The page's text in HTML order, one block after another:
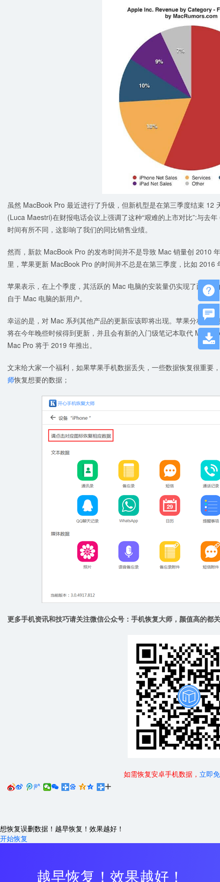
虽然 MacBook Pro 最近进行了升级，但新机型是在第三季度结束 12
(Luca Maestri)在财报电话会议上强调了这种“艰难的上市对比”:与去
时间有所不同，这影响了我们的同比销售业绩。
然而，新款 MacBook Pro 的发布时间并不是导致 Mac 销量创 2010
里，苹果更新 MacBook Pro 的时间并不总是在第三季度，比如
苹果表示，在上个季度，其活跃的 Mac 电脑的安装量仍实现了两位
自于 Mac 电脑的新用户。
幸运的是，对 Mac 系列其他产品的更新应该即将出现。苹果分析师
将在今年晚些时候得到更新，并且会有新的入门级笔记本取代
Mac Pro 将于 2019 年推出。
文末给大家一个福利，如果苹果手机数据丢失，一些数据恢复很重要
师恢复想要的数据；
更多手机资讯和技巧请关注微信公众号：手机恢复大师，颜值高的都
如需恢复安卓手机数据， 立即
     
想恢复误删数据！越早恢复！效果越好！
开始恢复
越早恢复！效果越好！


